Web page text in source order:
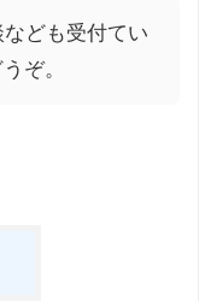
ども受付てい
ぞ。